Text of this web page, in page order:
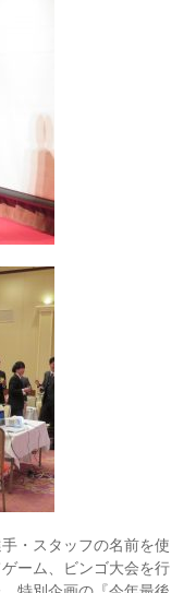
・スタッフの名前を使
ーム、ビンゴ大会を行